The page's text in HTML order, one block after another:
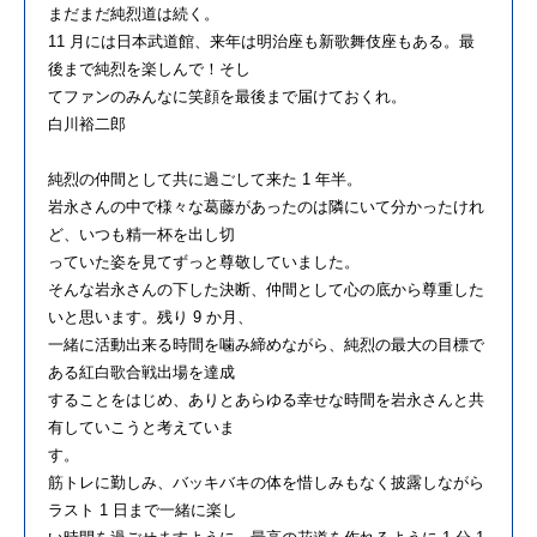
まだまだ純烈道は続く。
11 月には日本武道館、来年は明治座も新歌舞伎座もある。最
後まで純烈を楽しんで！そし
てファンのみんなに笑顔を最後まで届けておくれ。
白川裕二郎
純烈の仲間として共に過ごして来た 1 年半。
岩永さんの中で様々な葛藤があったのは隣にいて分かったけれ
ど、いつも精一杯を出し切
っていた姿を見てずっと尊敬していました。
そんな岩永さんの下した決断、仲間として心の底から尊重した
いと思います。残り 9 か月、
一緒に活動出来る時間を噛み締めながら、純烈の最大の目標で
ある紅白歌合戦出場を達成
することをはじめ、ありとあらゆる幸せな時間を岩永さんと共
有していこうと考えていま
す。
筋トレに勤しみ、バッキバキの体を惜しみもなく披露しながら
ラスト 1 日まで一緒に楽し